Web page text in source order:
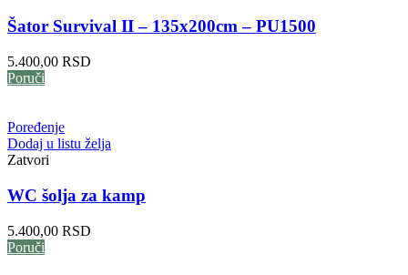
Šator Survival II – 135x200cm – PU1500
5.400,00 RSD
Poruči
Poređenje
Dodaj u listu želja
Zatvori
WC šolja za kamp
5.400,00 RSD
Poruči